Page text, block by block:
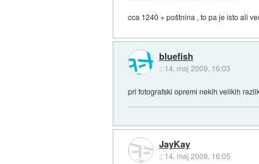
cca 1240 + poštnina , to pa je isto ali
bluefish
:: 14. maj 2009, 16:03
pri fotografski opremi nekih velikih
JayKay
:: 14. maj 2009, 16:05